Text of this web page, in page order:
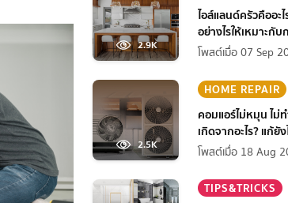
2.9K
ไอส์แลนด์ครัวคืออะไ
อย่างไรให้เหมาะกับ
งานที่บ้าน
โพสต์เมื่อ 07 Sep
2.5K
HOME REPAIR
คอมแอร์ไม่หมุน ไม่
เกิดจากอะไร? แก้ยัง
ก่อนแอร์พัง!
โพสต์เมื่อ 18 Aug
TIPS&TRICKS